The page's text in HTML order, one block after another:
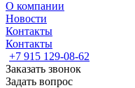
О компании
Новости
Контакты
Контакты
+7 915 129-08-62
Заказать звонок
Задать вопрос